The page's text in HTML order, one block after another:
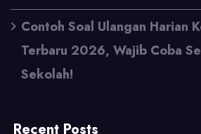
Contoh Soal Ulangan Harian
Terbaru 2026, Wajib Coba
Sekolah!
Recent Posts